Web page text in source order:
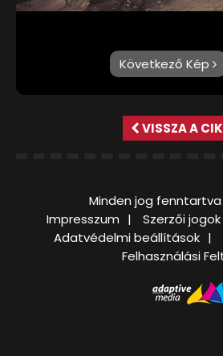
Következő Kép
VISSZA A
Minden jog fenntartva
Impresszum
Szerzői jogok
Adatvédelmi beállítások
Felhasználási